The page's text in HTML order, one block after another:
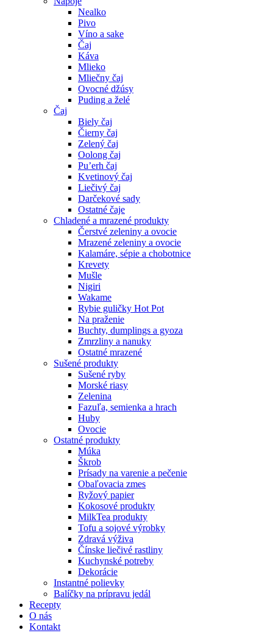
Nealko
Pivo
Víno a sake
Čaj
Káva
Mlieko
Mliečny čaj
Ovocné džúsy
Puding a želé
Čaj
Biely čaj
Čierny čaj
Zelený čaj
Oolong čaj
Pu’erh čaj
Kvetinový čaj
Liečivý čaj
Darčekové sady
Ostatné čaje
Chladené a mrazené produkty
Čerstvé zeleniny a ovocie
Mrazené zeleniny a ovocie
Kalamáre, sépie a chobotnice
Krevety
Mušle
Nigiri
Wakame
Rybie guličky Hot Pot
Na praženie
Buchty, dumplings a gyoza
Zmrzliny a nanuky
Ostatné mrazené
Sušené produkty
Sušené ryby
Morské riasy
Zelenina
Fazuľa, semienka a hrach
Huby
Ovocie
Ostatné produkty
Múka
Škrob
Prísady na varenie a pečenie
Obaľovacia zmes
Ryžový papier
Kokosové produkty
MilkTea produkty
Tofu a sojové výrobky
Zdravá výživa
Čínske liečivé rastliny
Kuchynské potreby
Dekorácie
Instantné polievky
Balíčky na prípravu jedál
Recepty
O nás
Kontakt